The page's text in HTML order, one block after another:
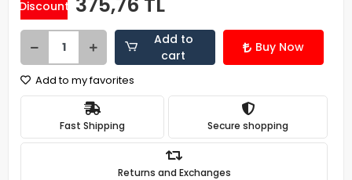
Discount
Add to
cart
Buy Now
Add to my favorites
Fast Shipping Secure shopping
Returns and Exchanges